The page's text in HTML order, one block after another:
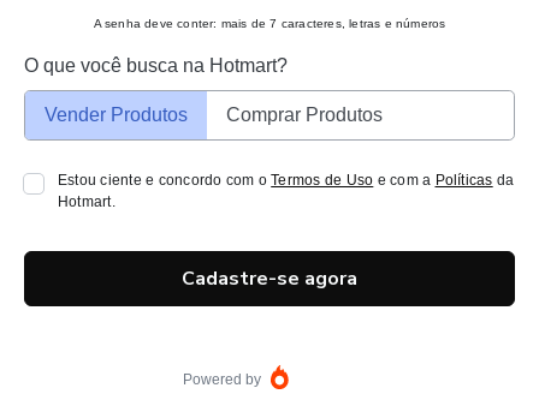
A senha deve conter: mais de 7 caracteres, letras e números
O que você busca na Hotmart?
Vender Produtos Comprar Produtos
Estou ciente e concordo com oTermos de Uso e com a Políticas da
Hotmart.
Cadastre-se agora
Powered by